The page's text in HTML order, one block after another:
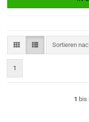
Sortieren
Sortieren
1
1 bis